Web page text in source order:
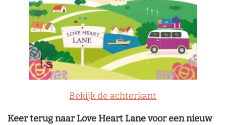
Bekijk de achterkant
Keer terug naar Love Heart Lane voor een nieuw